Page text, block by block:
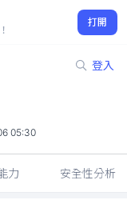
打開
登入
05:30
力 安全性分析